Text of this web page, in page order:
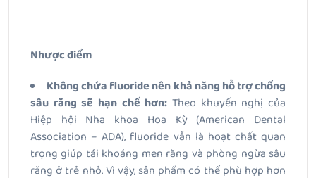
Nhược điểm
Không chứa fluoride nên khả năng hỗ trợ chống
sâu răng sẽ hạn chế hơn: Theo khuyến nghị của
Hiệp hội Nha khoa Hoa Kỳ (American Dental
Association – ADA), fluoride vẫn là hoạt chất quan
trọng giúp tái khoáng men răng và phòng ngừa sâu
răng ở trẻ nhỏ. Vì vậy, sản phẩm có thể phù hợp hơn